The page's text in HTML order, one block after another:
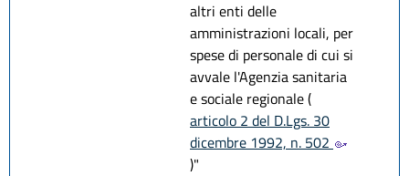
altri enti delle
amministrazioni locali, per
spese di personale di cui si
avvale l'Agenzia sanitaria
e sociale regionale (
articolo 2 del D.Lgs. 30
dicembre 1992, n. 502
)"